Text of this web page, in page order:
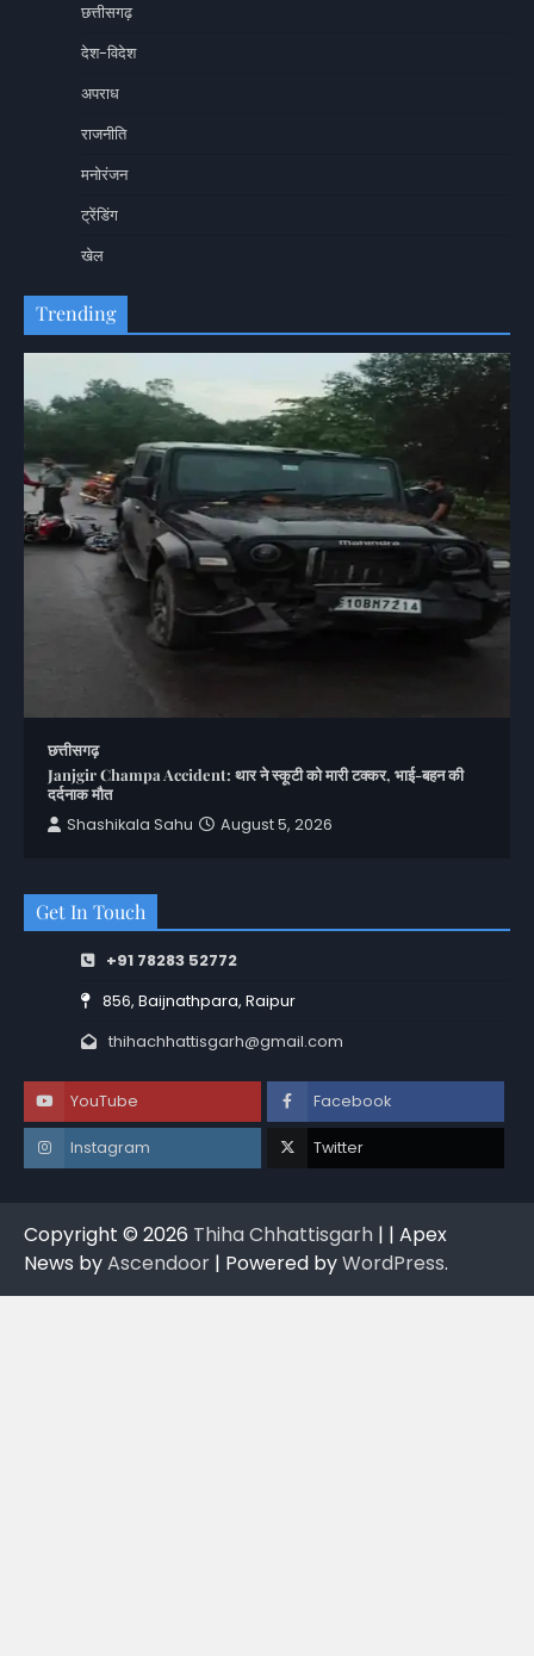
छत्तीसगढ़
देश-विदेश
अपराध
राजनीति
मनोरंजन
ट्रेंडिंग
खेल
Trending
छत्तीसगढ़
Janjgir Champa Accident: थार ने स्कूटी को मारी टक्कर, भाई-बहन की
दर्दनाक मौत
Shashikala Sahu
August 5, 2026
Get In Touch
+91 78283 52772
856, Baijnathpara, Raipur
thihachhattisgarh@gmail.com
YouTube Facebook
Instagram Twitter
Copyright © 2026 Thiha Chhattisgarh | | Apex
News byAscendoor | Powered byWordPress.